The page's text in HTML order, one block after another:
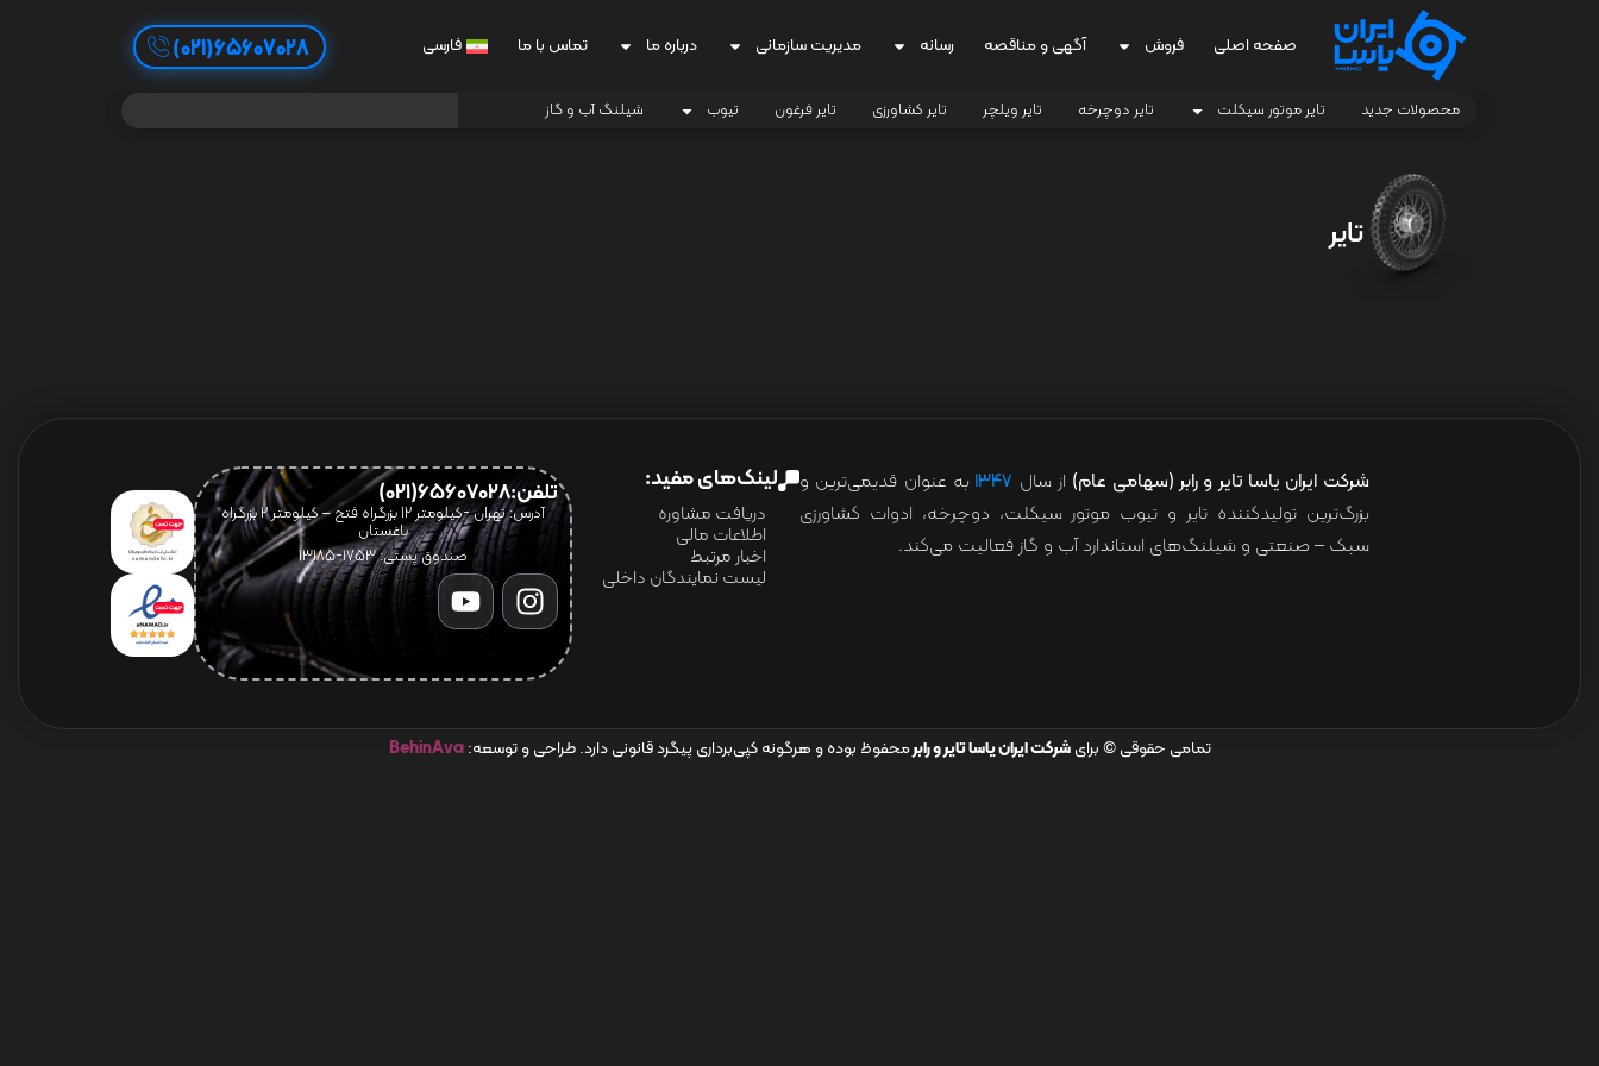
صفحه اصلی فروش آگهی و مناقصه رسانه مدیریت سازمانی درباره ما تماس با ما فارسی 65607028(021)
محصولات جدید تایر موتور سیکلت تایر دوچرخه تایر ویلچر تایر کشاورزی تایر فرغون تیوب شیلنگ آب و گاز
تایر
شرکت ایران یاسا تایر و رابر (سهامی عام) از سال ۱۳۴۷ به عنوان قدیمی‌ترین و
بزرگ‌ترین تولیدکننده تایر و تیوب موتور سیکلت، دوچرخه، ادوات کشاورزی
سبک – صنعتی و شیلنگ‌های استاندارد آب و گاز فعالیت می‌کند.
لینک‌های مفید:
دریافت مشاوره
اطلاعات مالی
اخبار مرتبط
لیست نمایندگان داخلی
تلفن:65607028(021)
آدرس: تهران -کیلومتر 12 بزرگراه فتح – کیلومتر ۲ بزرگراه
باغستان
صندوق پستی: 1753-13185
تمامی حقوقی © برایشرکت ایران یاسا تایر و رابرمحفوظ بوده و هرگونه کپی‌برداری پیگرد قانونی دارد. طراحی و توسعه:BehinAva